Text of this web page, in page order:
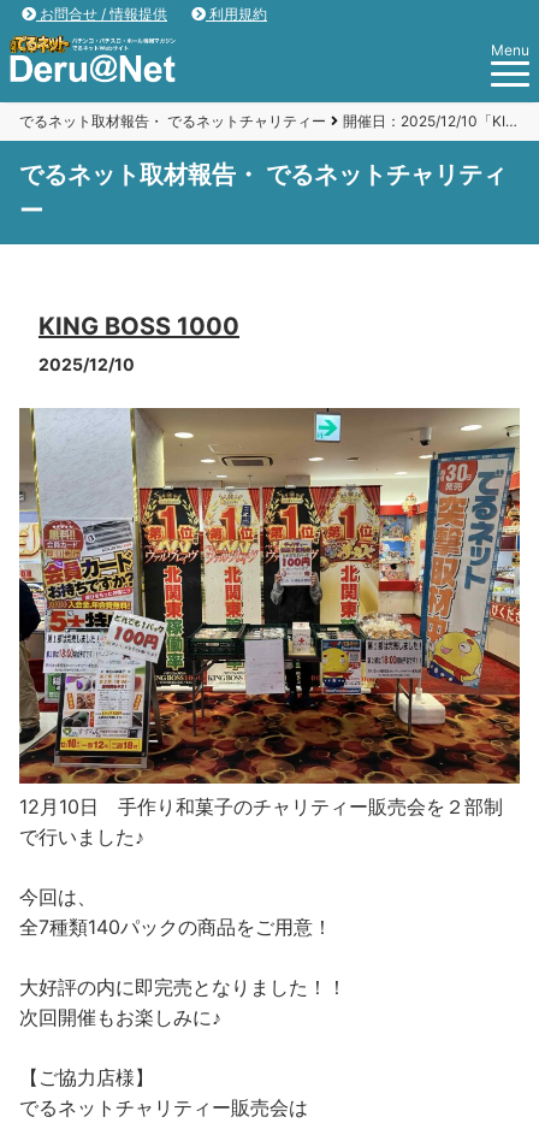
お問合せ / 情報提供
利用規約
Menu
でるネット取材報告・ でるネットチャリティー 開催日：2025/12/10「KING BOSS 1000」
でるネット取材報告・ でるネットチャリティ
ー
KING BOSS 1000
2025/12/10
12月10日 手作り和菓子のチャリティー販売会を２部制
で行いました♪
今回は、
全7種類140パックの商品をご用意！
大好評の内に即完売となりました！！
次回開催もお楽しみに♪
【ご協力店様】
でるネットチャリティー販売会は